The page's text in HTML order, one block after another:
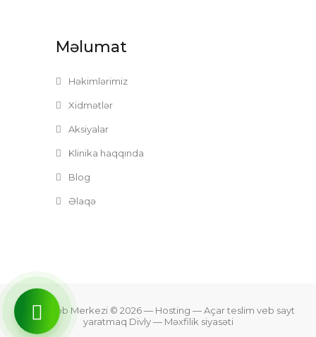
Məlumat
Həkimlərimiz
Xidmətlər
Aksiyalar
Klinika haqqında
Blog
Əlaqə
Zefer Tibb Merkezi © 2026— Hosting —Açar teslim veb sayt
yaratmaq Divly— Məxfilik siyasəti